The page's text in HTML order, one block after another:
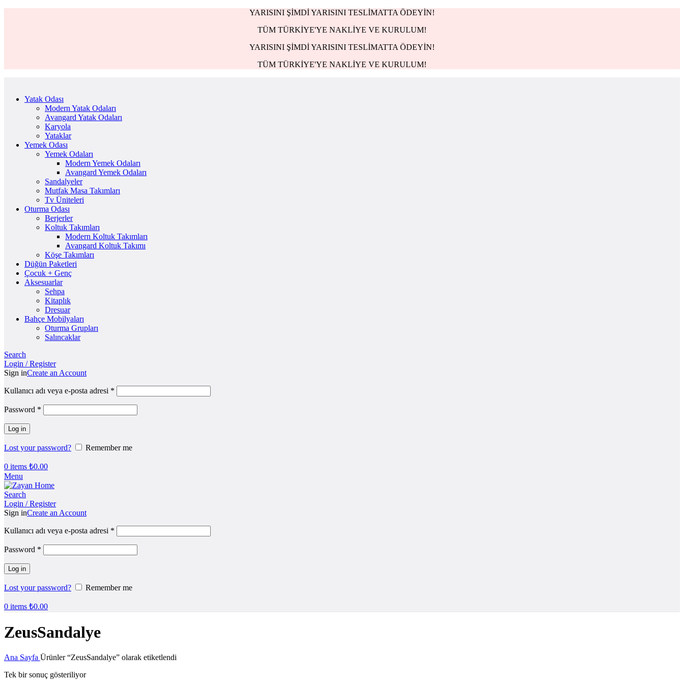
YARISINI ŞİMDİ YARISINI TESLİMATTA ÖDEYİN!
TÜM TÜRKİYE'YE NAKLİYE VE KURULUM!
YARISINI ŞİMDİ YARISINI TESLİMATTA ÖDEYİN!
TÜM TÜRKİYE'YE NAKLİYE VE KURULUM!
Yatak Odası
Modern Yatak Odaları
Avangard Yatak Odaları
Karyola
Yataklar
Yemek Odası
Yemek Odaları
Modern Yemek Odaları
Avangard Yemek Odaları
Sandalyeler
Mutfak Masa Takımları
Tv Üniteleri
Oturma Odası
Berjerler
Koltuk Takımları
Modern Koltuk Takımları
Avangard Koltuk Takımı
Köşe Takımları
Düğün Paketleri
Çocuk + Genç
Aksesuarlar
Sehpa
Kitaplık
Dresuar
Bahçe Mobilyaları
Oturma Grupları
Salıncaklar
Search
Login / Register
Sign inCreate an Account
Kullanıcı adı veya e-posta adresi *
Password *
Log in
Lost your password? Remember me
0 items ₺0.00
Menu
Search
Login / Register
Sign inCreate an Account
Kullanıcı adı veya e-posta adresi *
Password *
Log in
Lost your password? Remember me
0 items ₺0.00
ZeusSandalye
Ana Sayfa Ürünler “ZeusSandalye” olarak etiketlendi
Tek bir sonuç gösteriliyor